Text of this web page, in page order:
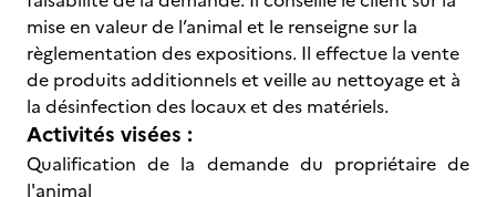
mise en valeur de l’animal et le renseigne sur la
règlementation des expositions. Il effectue la vente
de produits additionnels et veille au nettoyage et à
la désinfection des locaux et des matériels.
Activités visées :
Qualification de la demande du propriétaire de
l'animal